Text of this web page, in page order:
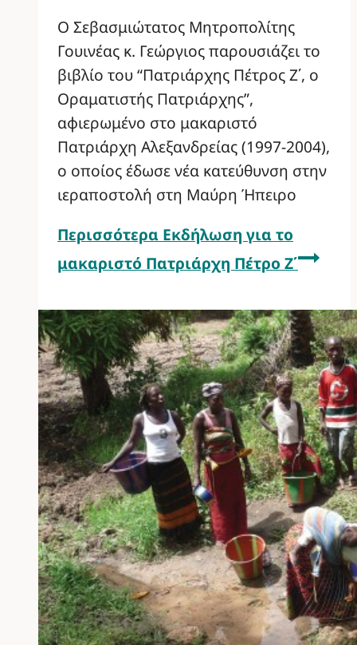
Ο Σεβασμιώτατος Μητροπολίτης
Γουινέας κ. Γεώργιος παρουσιάζει το
βιβλίο του “Πατριάρχης Πέτρος Ζ΄, ο
Οραματιστής Πατριάρχης”,
αφιερωμένο στο μακαριστό
Πατριάρχη Αλεξανδρείας (1997-2004),
ο οποίος έδωσε νέα κατεύθυνση στην
ιεραποστολή στη Μαύρη Ήπειρο
Περισσότερα Εκδήλωση για το
μακαριστό Πατριάρχη Πέτρο Ζ΄